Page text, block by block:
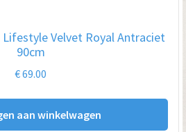
Lifestyle Velvet Royal Antraciet
90cm
€69.00
aan winkelwagen